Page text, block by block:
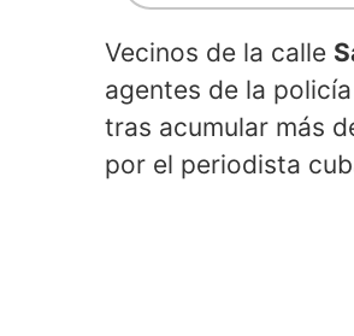
Vecinos de la calle
agentes de la
tras acumular más
por el periodista